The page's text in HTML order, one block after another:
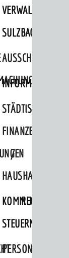
SULZBACH
STÄDTISCHE
FINANZEN
/
HAUSHALT
KOMMUNALE
STEUERN
PERSONALRAT